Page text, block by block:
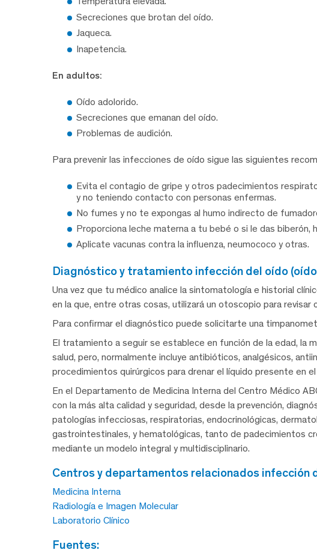
Secreciones que brotan del oído.
Jaqueca.
Inapetencia.
En adultos:
Oído adolorido.
Secreciones que emanan del oído.
Problemas de audición.
Para prevenir las infecciones de oído sigue las siguientes
Evita el contagio de gripe y otros padecimientos
y no teniendo contacto con personas enfermas.
No fumes y no te expongas al humo indirecto de
Proporciona leche materna a tu bebé o si le das biberón,
Aplicate vacunas contra la influenza, neumococo y otras.
diagnóstico y tratamiento infección del oído
Una vez que tu médico analice la sintomatología e historial
en la que, entre otras cosas, utilizará un otoscopio para revisar
Para confirmar el diagnóstico puede solicitarte una
El tratamiento a seguir se establece en función de la edad, la
salud, pero, normalmente incluye antibióticos, analgésicos,
procedimientos quirúrgicos para drenar el líquido presente en
En el Departamento de Medicina Interna del Centro Médico
con la más alta calidad y seguridad, desde la prevención,
patologías infecciosas, respiratorias, endocrinológicas,
gastrointestinales, y hematológicas, tanto de padecimientos
mediante un modelo integral y multidisciplinario.
centros y departamentos relacionados infección
Medicina Interna
Radiología e Imagen Molecular
Laboratorio Clínico
fuentes: